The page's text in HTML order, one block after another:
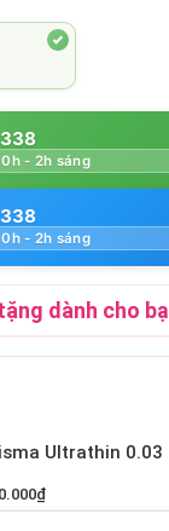
- 2h sáng
- 2h sáng
dành cho
Ultrathin 0.03